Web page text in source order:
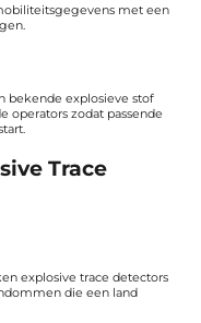
met een
bekende explosieve stof
operators zodat passende
Trace
explosive trace detectors
die een land